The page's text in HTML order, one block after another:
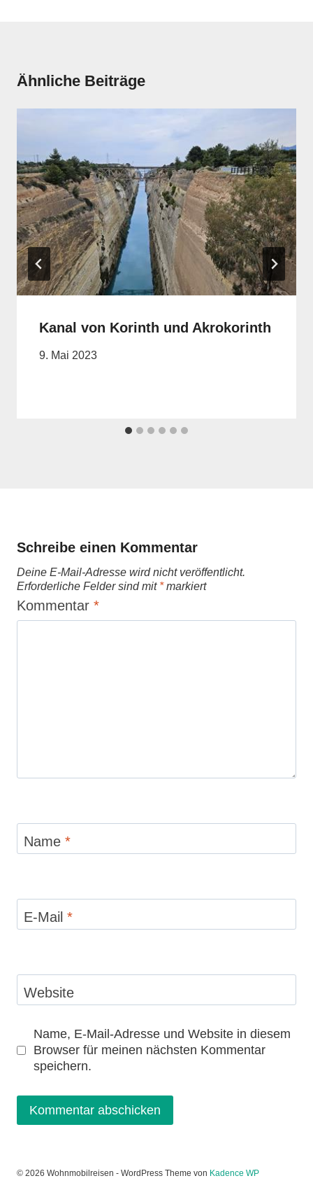
Ähnliche Beiträge
Kanal von Korinth und Akrokorinth
9. Mai 2023
Schreibe einen Kommentar
Deine E-Mail-Adresse wird nicht veröffentlicht.
Erforderliche Felder sind mit *markiert
Kommentar *
Name *
E-Mail *
Website
Name, E-Mail-Adresse und Website in diesem
Browser für meinen nächsten Kommentar
speichern.
© 2026 Wohnmobilreisen - WordPress Theme von Kadence WP